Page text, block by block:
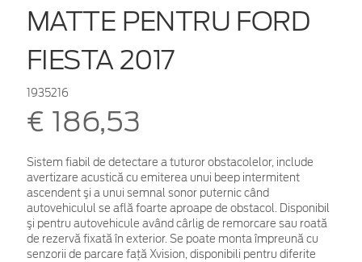
MATTE PENTRU FORD
FIESTA 2017
1935216
€ 186,53
Sistem fiabil de detectare a tuturor obstacolelor, include
avertizare acustică cu emiterea unui beep intermitent
ascendent şi a unui semnal sonor puternic când
autovehiculul se află foarte aproape de obstacol. Disponibil
şi pentru autovehicule având cârlig de remorcare sau roată
de rezervă fixată în exterior. Se poate monta împreună cu
senzorii de parcare faţă Xvision, disponibili pentru diferite